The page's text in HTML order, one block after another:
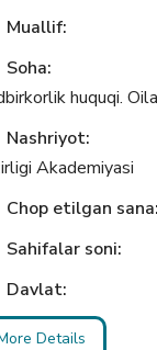
Muallif:
Soha:
huquqi.
Nashriyot:
Akademiyasi
Chop etilgan sana:
Sahifalar soni:
Davlat:
Details